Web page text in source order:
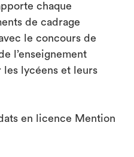
chaque
de cadrage
le concours de
l’enseignement
lycéens et leurs
en licence Mention